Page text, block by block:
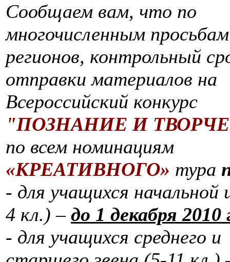
Сообщаем вам, что по
многочисленным
регионов, контрольный
отправки материалов на
Всероссийский конкурс
"ПОЗНАНИЕ И
по всем номинациям
«КРЕАТИВНОГО» тура
- для учащихся
4 кл.) – до 1 декабря 2010
- для учащихся среднего и